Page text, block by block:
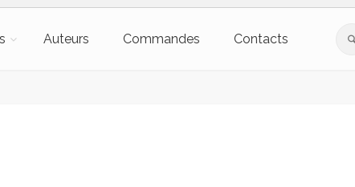
Auteurs Commandes Contacts